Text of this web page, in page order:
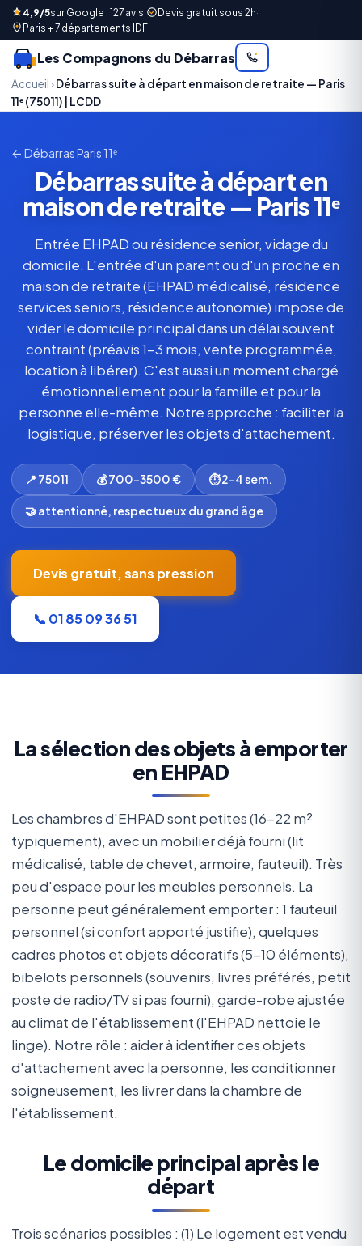
4,9/5sur Google · 127 avis· Devis gratuit sous 2h·
Paris + 7 départements IDF
Les Compagnons du Débarras
Accueil› Débarras suite à départ en maison de retraite — Paris
11ᵉ (75011) | LCDD
← Débarras Paris 11ᵉ
Débarras suite à départ en
maison de retraite — Paris 11ᵉ
Entrée EHPAD ou résidence senior, vidage du
domicile. L'entrée d'un parent ou d'un proche en
maison de retraite (EHPAD médicalisé, résidence
services seniors, résidence autonomie) impose de
vider le domicile principal dans un délai souvent
contraint (préavis 1-3 mois, vente programmée,
location à libérer). C'est aussi un moment chargé
émotionnellement pour la famille et pour la
personne elle-même. Notre approche : faciliter la
logistique, préserver les objets d'attachement.
📍 75011 💰 700-3500 € ⏱ 2-4 sem.
🤝 attentionné, respectueux du grand âge
Devis gratuit, sans pression
📞 01 85 09 36 51
La sélection des objets à emporter
en EHPAD
Les chambres d'EHPAD sont petites (16-22 m²
typiquement), avec un mobilier déjà fourni (lit
médicalisé, table de chevet, armoire, fauteuil). Très
peu d'espace pour les meubles personnels. La
personne peut généralement emporter : 1 fauteuil
personnel (si confort apporté justifie), quelques
cadres photos et objets décoratifs (5-10 éléments),
bibelots personnels (souvenirs, livres préférés, petit
poste de radio/TV si pas fourni), garde-robe ajustée
au climat de l'établissement (l'EHPAD nettoie le
linge). Notre rôle : aider à identifier ces objets
d'attachement avec la personne, les conditionner
soigneusement, les livrer dans la chambre de
l'établissement.
Le domicile principal après le
départ
Trois scénarios possibles : (1) Le logement est vendu